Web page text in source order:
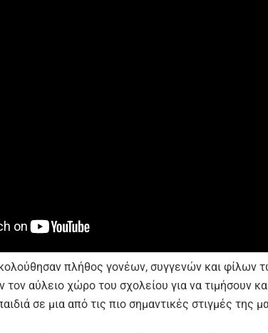
πλήθος γονέων, συγγενών και φίλων
τον αύλειο χώρο του σχολείου για να τιμήσουν
σε μια από τις πιο σημαντικές στιγμές της